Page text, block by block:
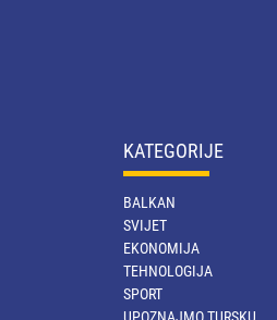
KATEGORIJE
BALKAN
SVIJET
EKONOMIJA
TEHNOLOGIJA
SPORT